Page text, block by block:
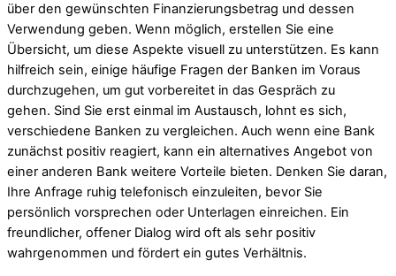
über den gewünschten Finanzierungsbetrag und dessen
Verwendung geben. Wenn möglich, erstellen Sie eine
Übersicht, um diese Aspekte visuell zu unterstützen. Es kann
hilfreich sein, einige häufige Fragen der Banken im Voraus
durchzugehen, um gut vorbereitet in das Gespräch zu
gehen. Sind Sie erst einmal im Austausch, lohnt es sich,
verschiedene Banken zu vergleichen. Auch wenn eine Bank
zunächst positiv reagiert, kann ein alternatives Angebot von
einer anderen Bank weitere Vorteile bieten. Denken Sie daran,
Ihre Anfrage ruhig telefonisch einzuleiten, bevor Sie
persönlich vorsprechen oder Unterlagen einreichen. Ein
freundlicher, offener Dialog wird oft als sehr positiv
wahrgenommen und fördert ein gutes Verhältnis.